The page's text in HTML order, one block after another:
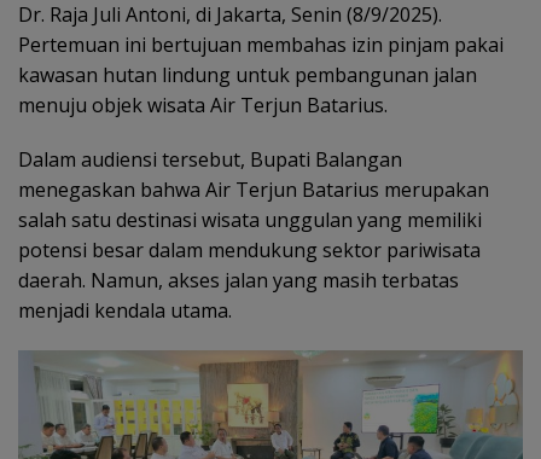
Dr. Raja Juli Antoni, di Jakarta, Senin (8/9/2025).
Pertemuan ini bertujuan membahas izin pinjam pakai
kawasan hutan lindung untuk pembangunan jalan
menuju objek wisata Air Terjun Batarius.
Dalam audiensi tersebut, Bupati Balangan
menegaskan bahwa Air Terjun Batarius merupakan
salah satu destinasi wisata unggulan yang memiliki
potensi besar dalam mendukung sektor pariwisata
daerah. Namun, akses jalan yang masih terbatas
menjadi kendala utama.